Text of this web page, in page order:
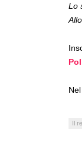
Lo
Il